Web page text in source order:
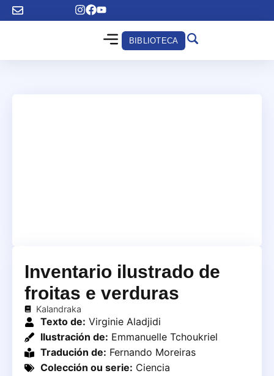
BIBLIOTECA
Inventario ilustrado de
froitas e verduras
Kalandraka
Texto de: Virginie Aladjidi
Ilustración de: Emmanuelle Tchoukriel
Tradución de: Fernando Moreiras
Colección ou serie: Ciencia